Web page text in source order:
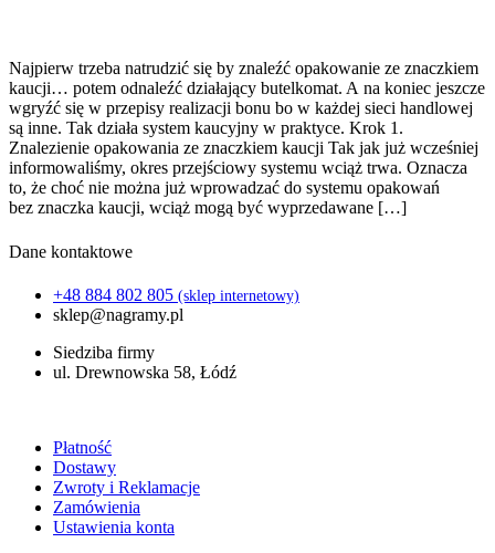
Najpierw trzeba natrudzić się by znaleźć opakowanie ze znaczkiem
kaucji… potem odnaleźć działający butelkomat. A na koniec jeszcze
wgryźć się w przepisy realizacji bonu bo w każdej sieci handlowej
są inne. Tak działa system kaucyjny w praktyce. Krok 1.
Znalezienie opakowania ze znaczkiem kaucji Tak jak już wcześniej
informowaliśmy, okres przejściowy systemu wciąż trwa. Oznacza
to, że choć nie można już wprowadzać do systemu opakowań
bez znaczka kaucji, wciąż mogą być wyprzedawane […]
Dane kontaktowe
+48 884 802 805 (sklep internetowy)
sklep@nagramy.pl
Siedziba firmy
ul. Drewnowska 58, Łódź
Płatność
Dostawy
Zwroty i Reklamacje
Zamówienia
Ustawienia konta